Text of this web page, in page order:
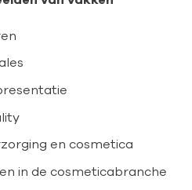
en cosmetica
in de cosmeticabranche